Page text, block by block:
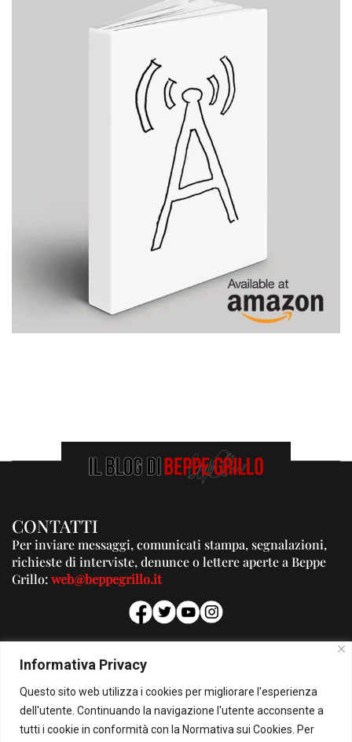
Informativa Privacy
Questo sito web utilizza i cookies per migliorare l'esperienza
dell'utente. Continuando la navigazione l'utente acconsente a
tutti i cookie in conformità con la Normativa sui Cookies. Per
CONTATTI
Per inviare messaggi, comunicati stampa, segnalazioni,
richieste di interviste, denunce o lettere aperte a Beppe
Grillo:web@beppegrillo.it
PUBBLICITA'
Per la tua pubblicità su questo Blog:
pubblicita@beppegrillo.it